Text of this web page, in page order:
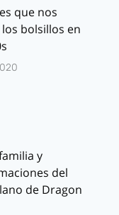
que nos
bolsillos en
y
del
de Dragon